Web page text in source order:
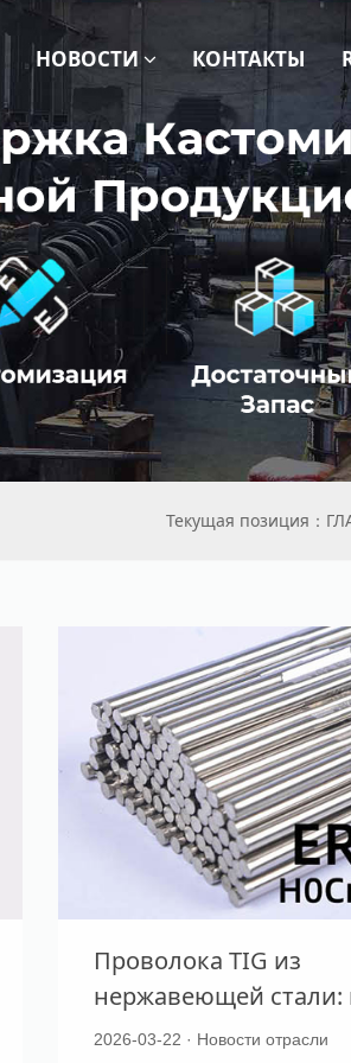
НОВОСТИ КОНТАКТЫ
Текущая позиция：
Проволока TIG из
нержавеющей стали:
правильно выбрать
2026-03-22 · Новости отрасли